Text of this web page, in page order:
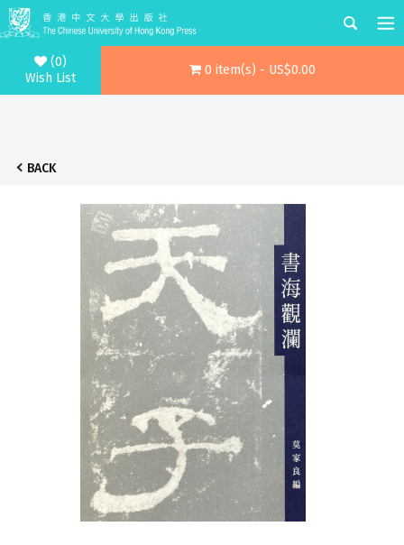
(0)
Wish List
0 item(s) - US$0.00
BACK